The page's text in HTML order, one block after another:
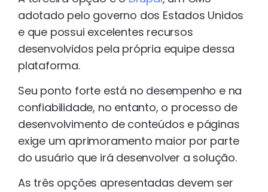
adotado pelo governo dos Estados Unidos
e que possui excelentes recursos
desenvolvidos pela própria equipe dessa
plataforma.
Seu ponto forte está no desempenho e na
confiabilidade, no entanto, o processo de
desenvolvimento de conteúdos e páginas
exige um aprimoramento maior por parte
do usuário que irá desenvolver a solução.
As três opções apresentadas devem ser